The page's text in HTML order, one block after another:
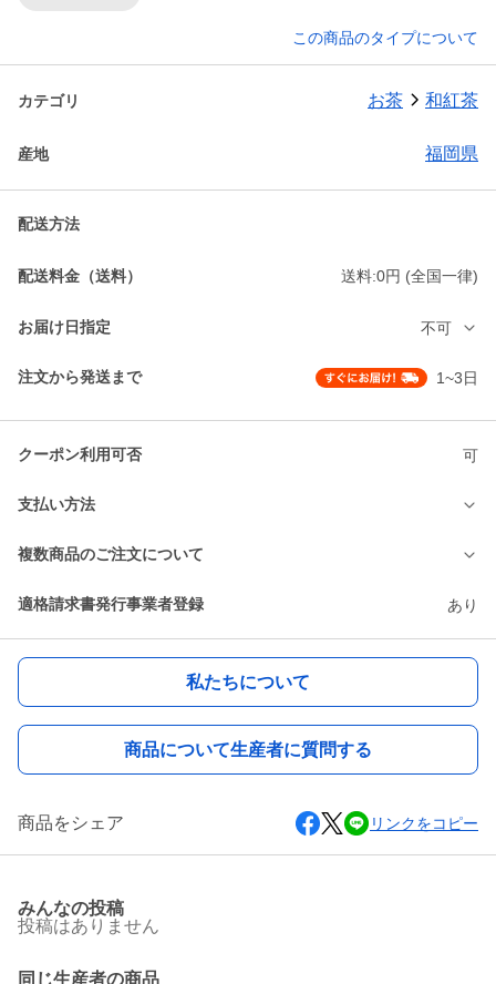
この商品のタイプについて
カテゴリ お茶 和紅茶
産地 福岡県
配送方法
配送料金（送料） 送料:0円 (全国一律)
お届け日指定 不可
注文から発送まで 1~3日
クーポン利用可否 可
支払い方法
複数商品のご注文について
適格請求書発行事業者登録 あり
私たちについて
商品について生産者に質問する
商品をシェア リンクをコピー
みんなの投稿
投稿はありません
同じ生産者の商品